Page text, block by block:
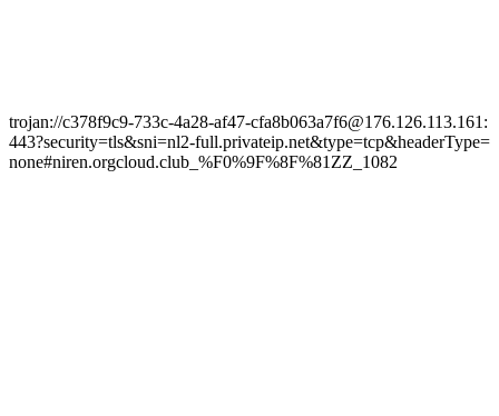
trojan://c378f9c9-733c-4a28-af47-cfa8b063a7f6@176.126.113.161:
443?security=tls&sni=nl2-full.privateip.net&type=tcp&headerType=
none#niren.orgcloud.club_%F0%9F%8F%81ZZ_1082